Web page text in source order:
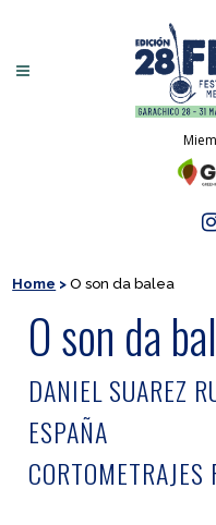
Home >O son da balea
O son da
DANIEL SUAREZ
ESPAÑA